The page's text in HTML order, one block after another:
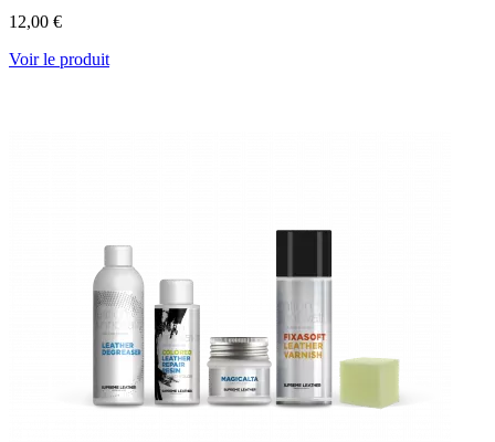
12,00 €
Voir le produit